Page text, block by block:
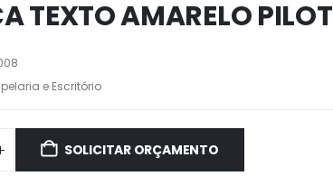
TEXTO AMARELO PILOT
e Escritório
SOLICITAR ORÇAMENTO